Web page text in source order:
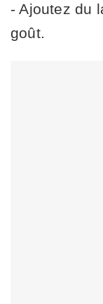
- Ajoutez du
goût.